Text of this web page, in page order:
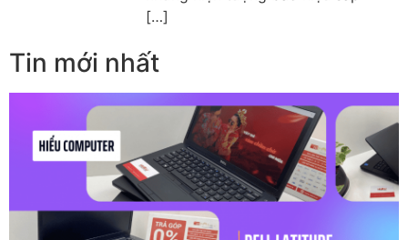
[…]
Tin mới nhất